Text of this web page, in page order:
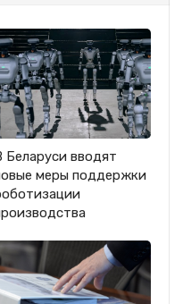
Беларуси вводят
меры поддержки